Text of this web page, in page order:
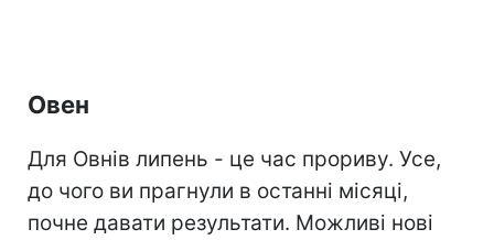
Овен
Для Овнів липень - це час прориву. Усе,
до чого ви прагнули в останні місяці,
почне давати результати. Можливі нові